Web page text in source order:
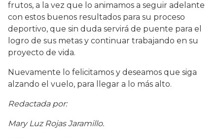
frutos, a la vez que lo animamos a seguir adelante
con estos buenos resultados para su proceso
deportivo, que sin duda servirá de puente para el
logro de sus metas y continuar trabajando en su
proyecto de vida.
Nuevamente lo felicitamos y deseamos que siga
alzando el vuelo, para llegar a lo más alto.
Redactada por:
Mary Luz Rojas Jaramillo.